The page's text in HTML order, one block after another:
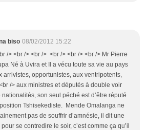
biso 08/02/2012 15:22
/> <br /> <br /> <br /> <br /> <br /> Mr Pierre
Né à Uvira et Il a vécu toute sa vie au pays
arrivistes, opportunistes, aux ventripotents,
/> aux ministres et députés à double voir
son seul péché est d’être réputé
Tshisekediste. Mende Omalanga ne
pas de souffrir d’amnésie, il dit une
se contredire le soir, c’est comme ça qu’il